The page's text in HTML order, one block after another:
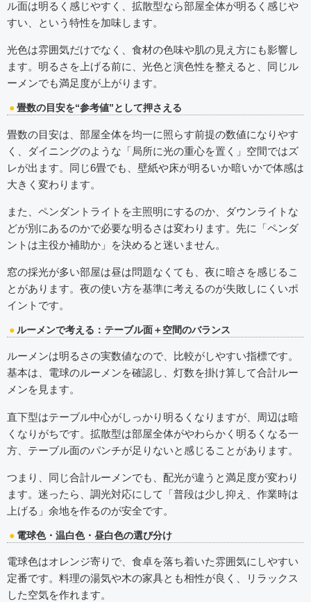
ル面は明るく感じやすく、拡散型なら部屋全体が明るく感じや
すい、という特性を加味します。
光色は雰囲気だけでなく、食材の色味や肌の見え方にも影響し
ます。明るさを上げる前に、光色と演色性を整えると、同じル
ーメンでも満足度が上がります。
畳数の目安を“参考値”として押さえる
畳数の目安は、部屋全体を均一に照らす前提の数値になりやす
く、ダイニングのような「局所に光の重心を置く」空間ではズ
レが出ます。同じ6畳でも、壁紙や床が明るいか暗いかで体感は
大きく変わります。
また、ペンダントライトを主照明にするのか、ダウンライトな
どが別にあるのかで必要な明るさは変わります。先に「ペンダ
ントは主役か補助か」を決めると迷いません。
窓の採光が多い部屋は昼は問題なくても、夜に暗さを感じるこ
とがあります。夜の使い方を基準に考えるのが失敗しにくいポ
イントです。
ルーメンで考える：テーブル面＋空間のバランス
ルーメンは明るさの実数値なので、比較がしやすい指標です。
基本は、電球のルーメンを確認し、灯数を掛け算して合計ルー
メンを見ます。
直下型はテーブル中心がしっかり明るくなりますが、周辺は暗
くなりがちです。拡散型は部屋全体がやわらかく明るくなる一
方、テーブル面のパンチが足りないと感じることがあります。
つまり、同じ合計ルーメンでも、配光が違うと満足度が変わり
ます。迷ったら、調光対応にして「普段は少し抑え、作業時は
上げる」余地を作るのが安全です。
電球色・温白色・昼白色の選び分け
電球色はオレンジ寄りで、食卓を落ち着いた雰囲気にしやすい
定番です。料理の湯気や木の家具とも相性が良く、リラックス
した空気を作れます。